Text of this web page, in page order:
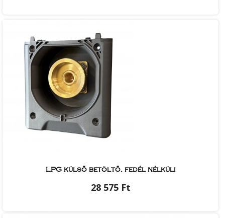
LPG külső betöltő, fedél nélküli
28 575 Ft